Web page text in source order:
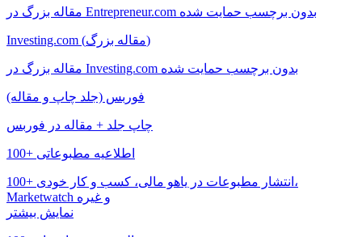
مقاله بزرگ در Entrepreneur.com بدون برچسب حمایت شده
Investing.com (مقاله بزرگ)
مقاله بزرگ در Investing.com بدون برچسب حمایت شده
فوربس (جلد چاپ و مقاله)
چاپ جلد + مقاله در فوربس
100+ اطلاعیه مطبوعاتی
100+ انتشار مطبوعات در یاهو مالی، کسب و کار خودی،
Marketwatch و غیره
نمایش بیشتر